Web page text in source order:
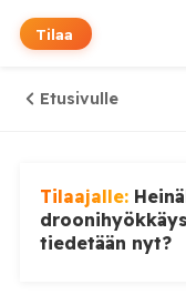
Tilaa
Etusivulle
Tilaajalle:
tiedetään nyt?